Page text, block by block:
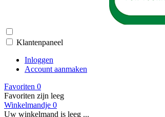
Klantenpaneel
Inloggen
Account aanmaken
Favoriten 0
Favoriten zijn leeg
Winkelmandje 0
Uw winkelmand is leeg ...